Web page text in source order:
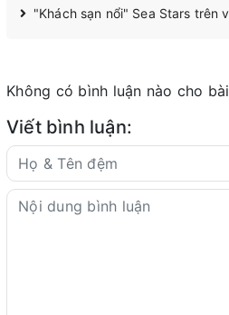
"Khách sạn nổi" Sea Stars trên
Không có bình luận nào cho
Viết bình luận: